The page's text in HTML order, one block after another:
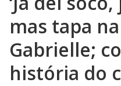
mas tapa
Gabrielle;
história do